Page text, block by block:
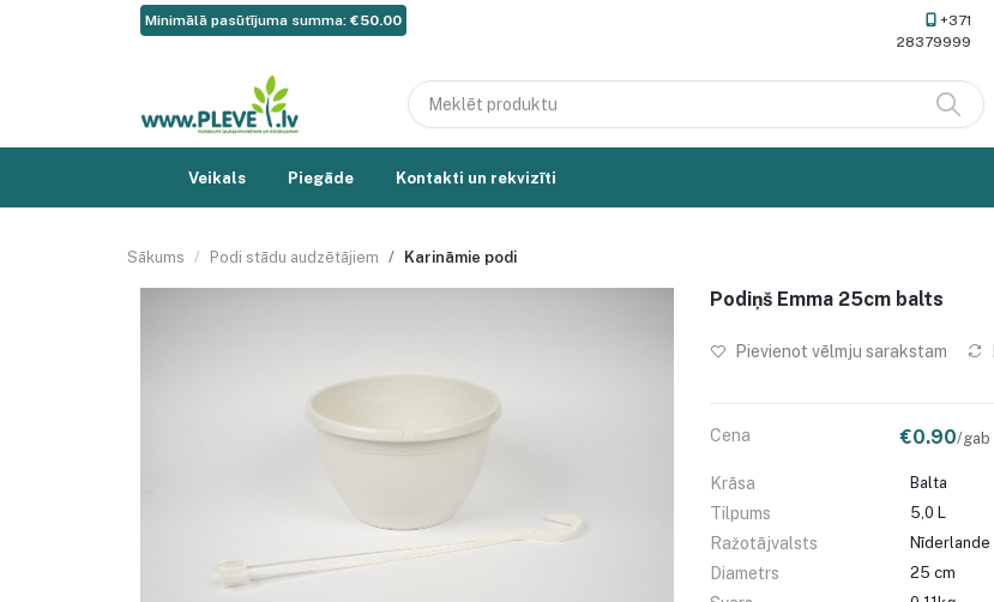
Minimālā pasūtījuma summa: €50.00
+371
28379999
Veikals Piegāde Kontakti un rekvizīti
Sākums Podi stādu audzētājiem Karināmie podi
Podiņš Emma 25cm balts
Pievienot vēlmju sarakstam
Cena €0.90/gab
Krāsa Balta
Tilpums 5,0 L
Ražotājvalsts Nīderlande
Diametrs 25 cm